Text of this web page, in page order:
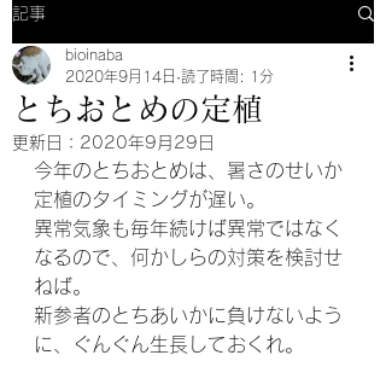
記事
とちおとめの定植
bioinaba
2020年9月14日 読了時間: 1分
更新日： 2020年9月29日
今年のとちおとめは、暑さのせいか
定植のタイミングが遅い。
異常気象も毎年続けば異常ではなく
なるので、何かしらの対策を検討せ
ねば。
新参者のとちあいかに負けないよう
に、ぐんぐん生長しておくれ。